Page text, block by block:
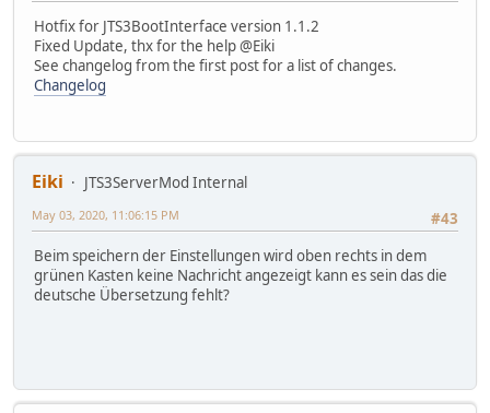
Hotfix for JTS3BootInterface version 1.1.2
Fixed Update, thx for the help @Eiki
See changelog from the first post for a list of changes.
Changelog
Eiki
JTS3ServerMod Internal
#43
May 03, 2020, 11:06:15 PM
Beim speichern der Einstellungen wird oben rechts in dem
grünen Kasten keine Nachricht angezeigt kann es sein das die
deutsche Übersetzung fehlt?